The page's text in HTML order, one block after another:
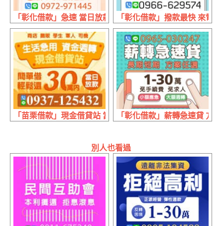
「彰化借款」急速 當日放款 | 9萬內 補貨週轉軋票應急
「彰化借款」撥款最快 來電
「苗栗借款」現金借貸站 當日放款 | 30萬內 生活急用資金
「彰化借款」薪轉急速貸 方
別人也看過